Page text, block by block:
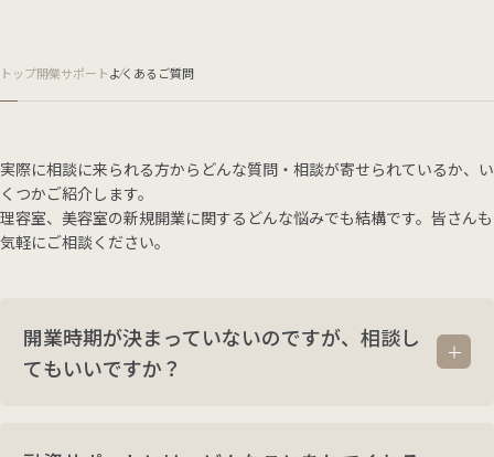
トップ開業サポートよくあるご質問
実際に相談に来られる方からどんな質問・相談が寄せられているか、い
くつかご紹介します。
理容室、美容室の新規開業に関するどんな悩みでも結構です。皆さんも
気軽にご相談ください。
開業時期が決まっていないのですが、相談し
てもいいですか？